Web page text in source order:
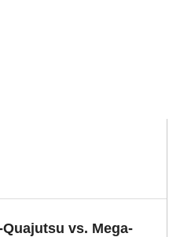
Quajutsu vs. Mega-